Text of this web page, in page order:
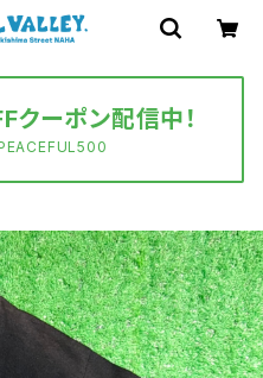
ーポン配信中！